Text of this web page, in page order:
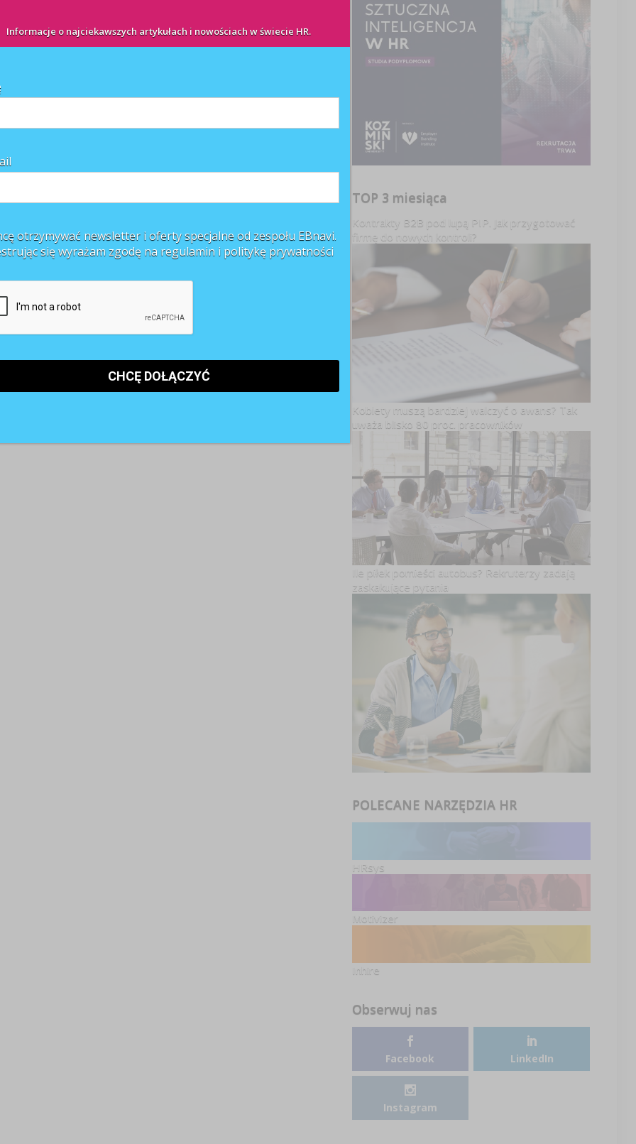
TOP 3 miesiąca
Kontrakty B2B pod lupą PIP. Jak przygotować
firmę do nowych kontroli?
Kobiety muszą bardziej walczyć o awans? Tak
uważa blisko 80 proc. pracowników
Ile piłek pomieści autobus? Rekruterzy zadają
zaskakujące pytania
POLECANE NARZĘDZIA HR
HRsys
Motivizer
Inhire
Obserwuj nas
Facebook LinkedIn
Instagram
Informacje o najciekawszych artykułach i nowościach w świecie HR.
otrzymywać newsletter i oferty specjalne od zespołu EBnavi.
się wyrażam zgodę na regulamin i politykę prywatności